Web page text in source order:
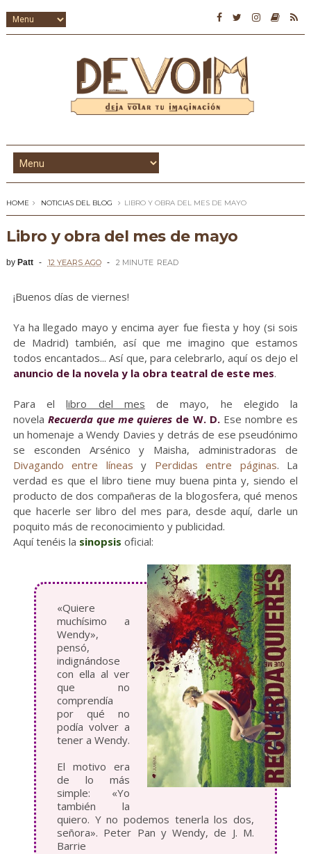
HOME NOTICIAS DEL BLOG LIBRO Y OBRA DEL MES DE MAYO
Libro y obra del mes de mayo
by Patt 12 YEARS AGO 2 MINUTE READ
¡Buenos días de viernes!
Ya ha llegado mayo y encima ayer fue fiesta y hoy (si sois
de Madrid) también, así que me imagino que estamos
todos encantados... Así que, para celebrarlo, aquí os dejo el
anuncio de la novela y la obra teatral de este mes.
Para ellibro del mes de mayo, he elegido la
novelaRecuerda que me quieres de W. D.Ese nombre es
un homenaje a Wendy Davies y detrás de ese pseudónimo
se esconden Arsénico y Maisha, administradoras de
Divagando entre líneas y Perdidas entre páginas. La
verdad es que el libro tiene muy buena pinta y, siendo el
producto de dos compañeras de la blogosfera, qué menos
que hacerle ser libro del mes para, desde aquí, darle un
poquito más de reconocimiento y publicidad.
Aquí tenéis la sinopsis oficial:
«Quiere
muchísimo a
Wendy»,
pensó,
indignándose
con ella al ver
que no
comprendía
por qué no
podía volver a
tener a Wendy.
El motivo era
de lo más
simple: «Yo
también la
quiero. Y no podemos tenerla los dos,
señora». Peter Pan y Wendy, de J. M.
Barrie